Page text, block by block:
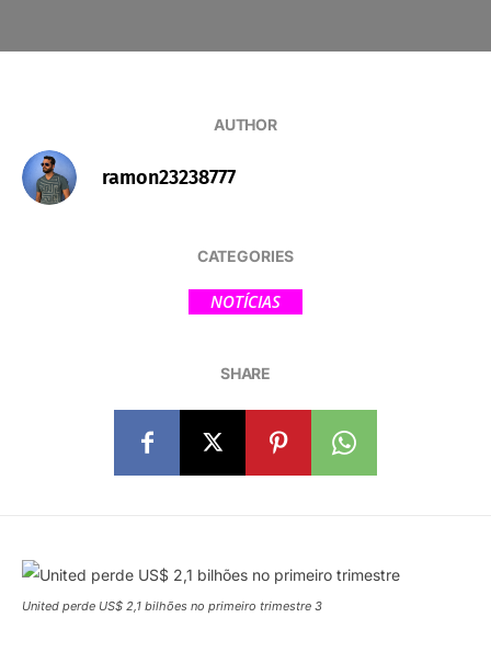
AUTHOR
ramon23238777
CATEGORIES
NOTÍCIAS
SHARE
United perde US$ 2,1 bilhões no primeiro trimestre 3